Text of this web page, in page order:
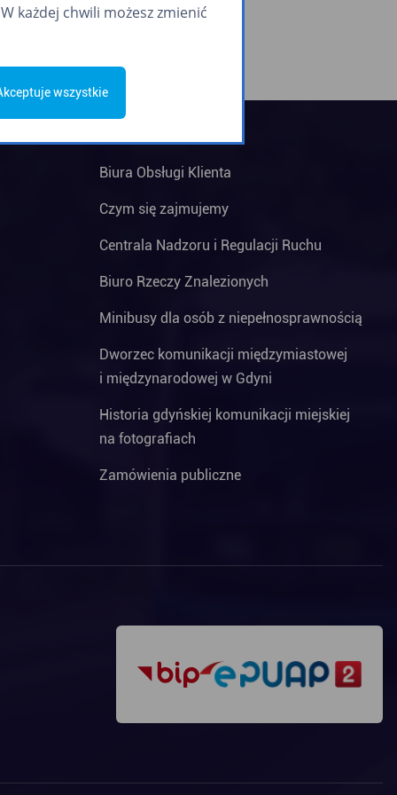
Biura Obsługi Klienta
Czym się zajmujemy
Centrala Nadzoru i Regulacji Ruchu
Biuro Rzeczy Znalezionych
Minibusy dla osób z niepełnosprawnością
Dworzec komunikacji międzymiastowej
i międzynarodowej w Gdyni
Historia gdyńskiej komunikacji miejskiej
na fotografiach
Zamówienia publiczne
każdej chwili możesz zmienić
wszystkie